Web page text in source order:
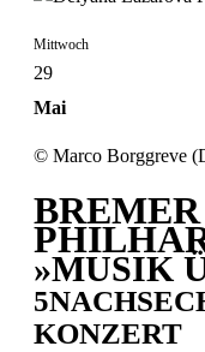
Mittwoch
29
Mai
© Marco Borggreve
BREMER
»MUSIK
KONZERT